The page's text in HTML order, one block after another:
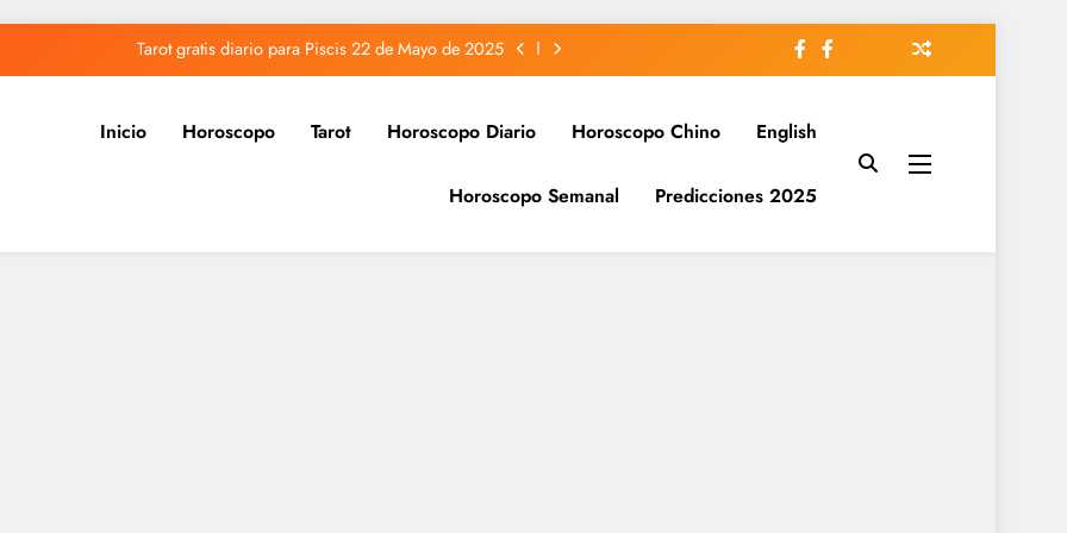
Tarot gratis diario para Piscis 22 de Mayo de 2025
Tarot gratis diario para Capricornio 22 de Mayo de 2025
Tarot gratis diario para Sagitario 22 de Mayo de 2025
Tarot gratis diario para Piscis 22 de Mayo de 2025
Inicio Horoscopo Tarot Horoscopo Diario Horoscopo Chino English
Horoscopo Semanal Predicciones 2025